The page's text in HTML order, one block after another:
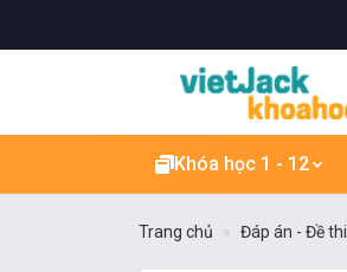
Khóa học 1 - 12
Trang chủ Đáp án - Đề thi